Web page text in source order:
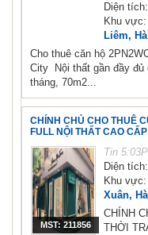
Diện tích:
Khu vực:
Liêm,
Cho thuê căn hộ
City Nội thất gần đầy đủ
tháng, 70m2...
CHÍNH CHỦ CHO THUÊ
FULL NỘI THẤT CAO
MST: 211856
Tin
Diện tích:
Khu vực:
Xuân,
CHÍNH
THỜI